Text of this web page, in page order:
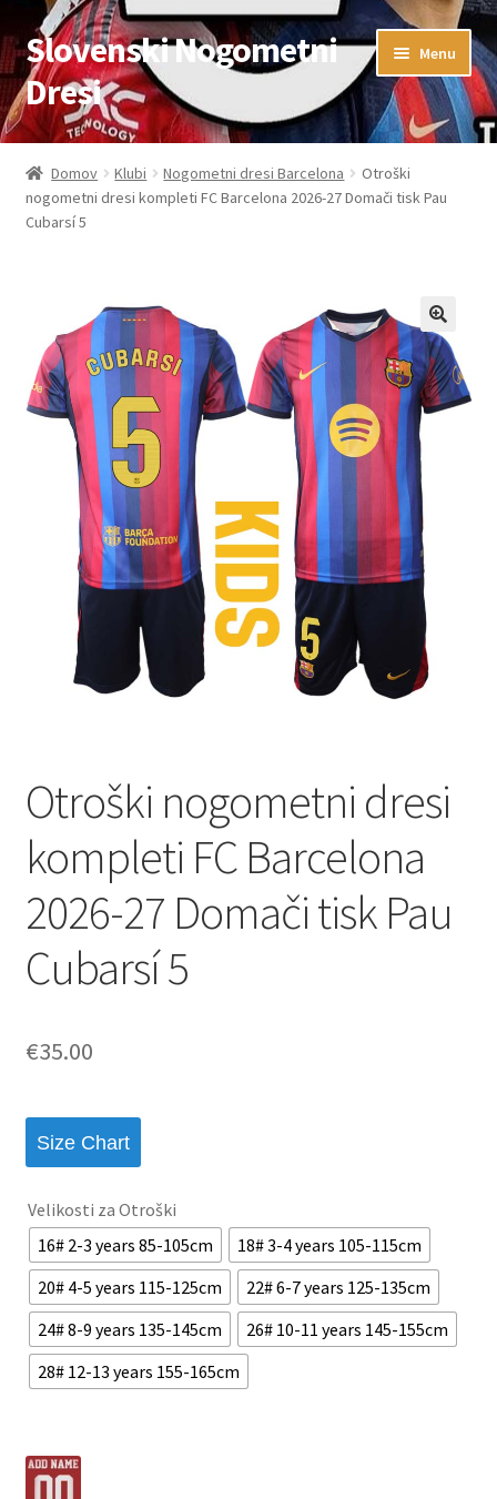
Skip
to
navigation
Skip
to
content
Slovenski Nogometni
Dresi
Menu
Domov
Blog
Kontaktiraj nas
Košarica
Moj račun
Trgovina
Zaključek nakupa
Domov Klubi Nogometni dresi Barcelona
Otroški
nogometni dresi kompleti FC Barcelona 2026-27 Domači tisk Pau
Cubarsí 5
Otroški nogometni dresi
kompleti FC Barcelona
2026-27 Domači tisk Pau
Cubarsí 5
€35.00
Size Chart
Velikosti za Otroški
16# 2-3 years 85-105cm
18# 3-4 years 105-115cm
20# 4-5 years 115-125cm
22# 6-7 years 125-135cm
24# 8-9 years 135-145cm
26# 10-11 years 145-155cm
28# 12-13 years 155-165cm